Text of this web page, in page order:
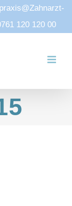
120 120 00